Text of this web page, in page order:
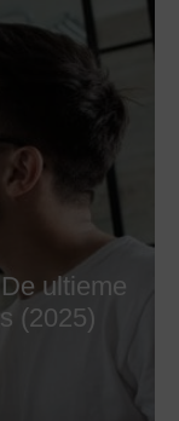
ultieme
(2025)